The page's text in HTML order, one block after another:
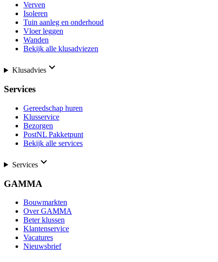
Verven
Isoleren
Tuin aanleg en onderhoud
Vloer leggen
Wanden
Bekijk alle klusadviezen
Klusadvies
Services
Gereedschap huren
Klusservice
Bezorgen
PostNL Pakketpunt
Bekijk alle services
Services
GAMMA
Bouwmarkten
Over GAMMA
Beter klussen
Klantenservice
Vacatures
Nieuwsbrief